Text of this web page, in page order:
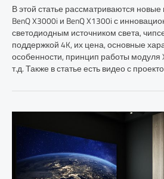
В этой статье рассматриваются
BenQ X3000i и BenQ X1300i с
светодиодным источником света,
поддержкой 4K, их цена, основные
особенности, принцип работы
т.д. Также в статье есть видео с